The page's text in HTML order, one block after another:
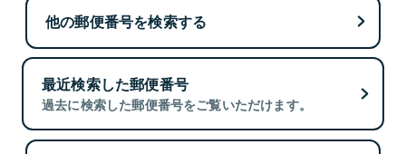
他の郵便番号を検索する
最近検索した郵便番号
過去に検索した郵便番号をご覧いただけます。